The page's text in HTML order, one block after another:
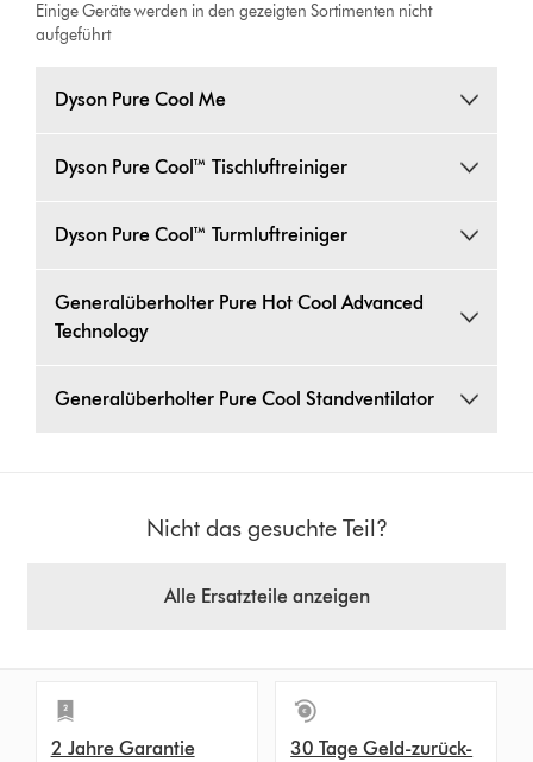
Einige Geräte werden in den gezeigten Sortimenten nicht
aufgeführt
Dyson Pure Cool Me
Dyson Pure Cool™ Tischluftreiniger
Dyson Pure Cool™ Turmluftreiniger
Generalüberholter Pure Hot Cool Advanced
Technology
Generalüberholter Pure Cool Standventilator
Nicht das gesuchte Teil?
Alle Ersatzteile anzeigen
2 Jahre Garantie
30 Tage Geld-zurück-